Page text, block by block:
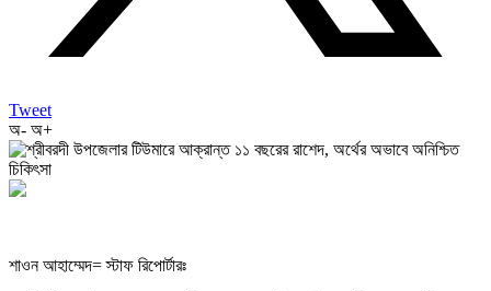
Tweet
অ- অ+
শাওন আহাম্মেদ= স্টাফ রিপোর্টারঃ